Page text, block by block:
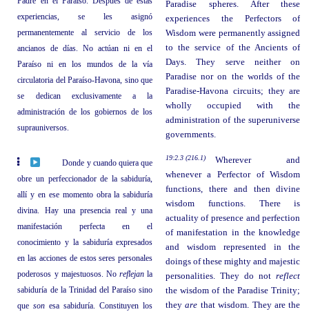
experiencias, se les asignó
permanentemente al servicio de los
ancianos de días. No actúan ni en el
Paraíso ni en los mundos de la vía
circulatoria del Paraíso‑Havona, sino que
se dedican exclusivamente a la
administración de los gobiernos de los
suprauniversos.
Paradise spheres. After these
experiences the Perfectors of
Wisdom were permanently assigned
to the service of the Ancients of
Days. They serve neither on
Paradise nor on the worlds of the
Paradise-Havona circuits; they are
wholly occupied with the
administration of the superuniverse
governments.
Donde y cuando quiera que
obre un perfeccionador de la sabiduría,
allí y en ese momento obra la sabiduría
divina. Hay una presencia real y una
manifestación perfecta en el
conocimiento y la sabiduría expresados
en las acciones de estos seres personales
poderosos y majestuosos. Noreflejan la
sabiduría de la Trinidad del Paraíso sino
queson esa sabiduría. Constituyen los
19:2.3 (216.1)
Wherever and
whenever a Perfector of Wisdom
functions, there and then divine
wisdom functions. There is
actuality of presence and perfection
of manifestation in the knowledge
and wisdom represented in the
doings of these mighty and majestic
personalities. They do notreflect
the wisdom of the Paradise Trinity;
theyare that wisdom. They are the